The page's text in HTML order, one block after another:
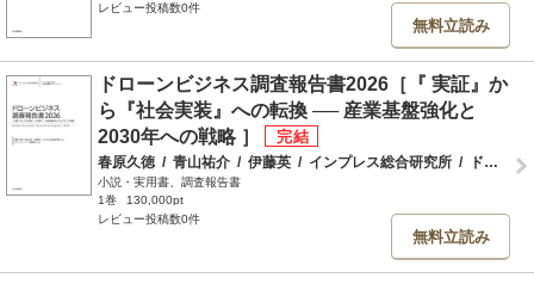
レビュー投稿数0件
無料立読み
ドローンビジネス調査報告書2026［『 実証』か
ら『社会実装』への転換 ── 産業基盤強化と
2030年への戦略 ］
春原久徳 / 青山祐介 / 伊藤英 / インプレス総合研究所 / ドローンジャーナル編集部
小説・実用書、調査報告書
1巻
130,000pt
レビュー投稿数0件
無料立読み